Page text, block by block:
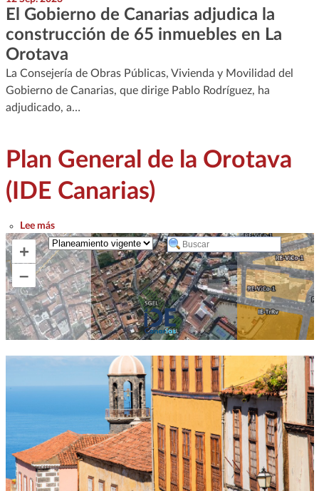
El Gobierno de Canarias adjudica la
construcción de 65 inmuebles en La
Orotava
La Consejería de Obras Públicas, Vivienda y Movilidad del
Gobierno de Canarias, que dirige Pablo Rodríguez, ha
adjudicado, a…
Plan General de la Orotava
(IDE Canarias)
Lee mássobre Plan General de la Orotava (IDE Canarias)